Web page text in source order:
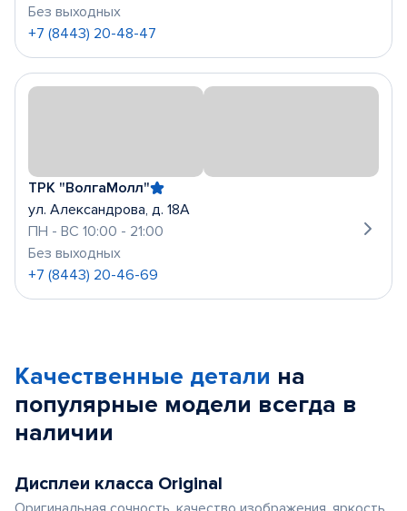
Без выходных
+7 (8443) 20-48-47
ТРК "ВолгаМолл"
ул. Александрова, д. 18А
ПН - ВС 10:00 - 21:00
Без выходных
+7 (8443) 20-46-69
Качественные детали на
популярные модели всегда в
наличии
Дисплеи класса Original